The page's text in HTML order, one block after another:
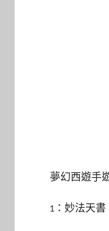
夢幻西遊手
1：妙法天